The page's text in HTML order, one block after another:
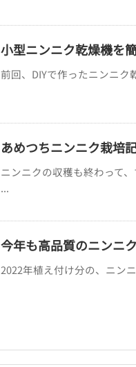
小型ニンニク乾燥機を
前回、DIYで作ったニンニク
あめつちニンニク栽培
ニンニクの収穫も終わって
...
今年も高品質のニンニ
2022年植え付け分の、ニン